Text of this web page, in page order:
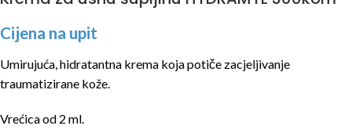
Cijena na upit
Umirujuća, hidratantna krema koja potiče zacjeljivanje
traumatizirane kože.
Vrećica od 2 ml.